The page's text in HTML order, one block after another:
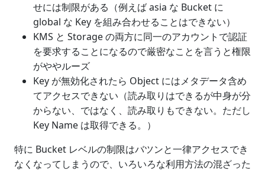
せには制限がある（例えば asia な Bucket に
global な Key を組み合わせることはできない）
KMS と Storage の両方に同一のアカウントで認証
を要求することになるので厳密なことを言うと権限
がややルーズ
Key が無効化されたら Object にはメタデータ含め
てアクセスできない（読み取りはできるが中身が分
からない、ではなく、読み取りもできない。ただし
Key Name は取得できる。）
特に Bucket レベルの制限はバツンと一律アクセスでき
なくなってしまうので、いろいろな利用方法の混ざった